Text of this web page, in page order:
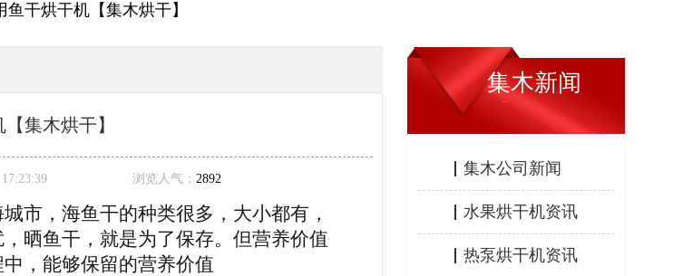
鱼干烘干机【集木烘干】
集木烘干】
浏览人气： 2892
市，海鱼干的种类很多，大小都有，
晒鱼干，就是为了保存。但营养价值
， 能够保留的营养价值
集木新闻
集木公司新闻
水果烘干机资讯
热泵烘干机资讯